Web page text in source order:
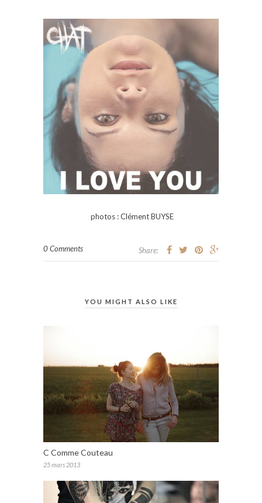
photos : Clément BUYSE
0 Comments Share:
YOU MIGHT ALSO LIKE
C Comme Couteau
25 mars 2013